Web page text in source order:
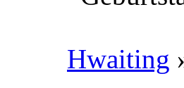
Hwaiting